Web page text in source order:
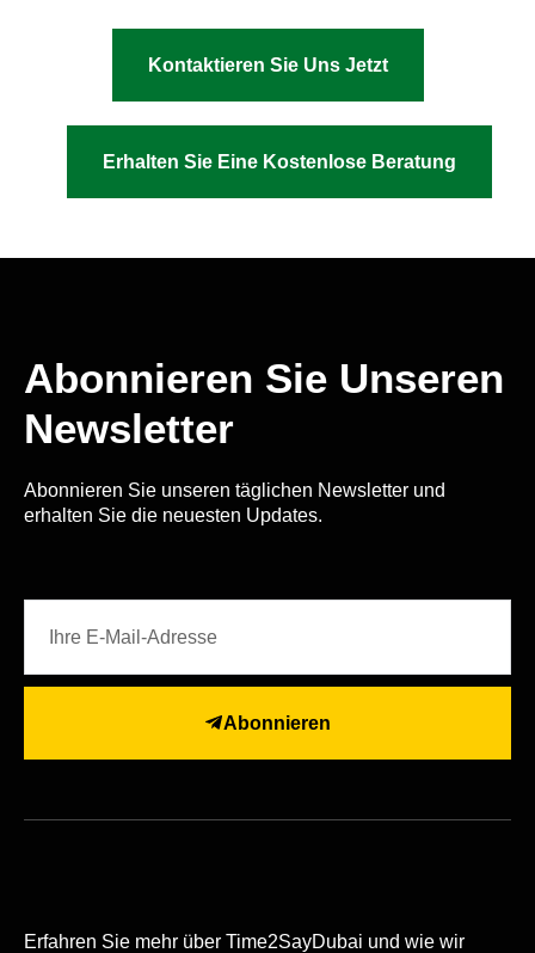
Kontaktieren Sie Uns Jetzt
Erhalten Sie Eine Kostenlose Beratung
Abonnieren Sie Unseren
Newsletter
Abonnieren Sie unseren täglichen Newsletter und
erhalten Sie die neuesten Updates.
Abonnieren
Erfahren Sie mehr über Time2SayDubai und wie wir